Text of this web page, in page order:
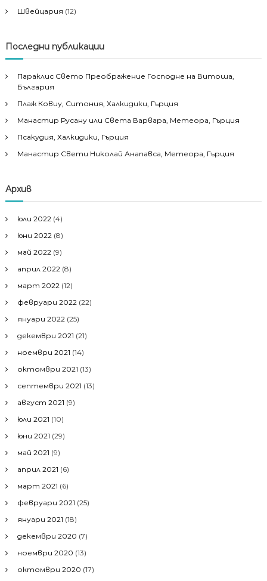
Швейцария (12)
Последни публикации
Параклис Свето Преображение Господне на Витоша,
България
Плаж Ковиу, Ситония, Халкидики, Гърция
Манастир Русану или Света Варвара, Метеора, Гърция
Псакудия, Халкидики, Гърция
Манастир Свети Николай Анапавса, Метеора, Гърция
Архив
юли 2022 (4)
юни 2022 (8)
май 2022 (9)
април 2022 (8)
март 2022 (12)
февруари 2022 (22)
януари 2022 (25)
декември 2021 (21)
ноември 2021 (14)
октомври 2021 (13)
септември 2021 (13)
август 2021 (9)
юли 2021 (10)
юни 2021 (29)
май 2021 (9)
април 2021 (6)
март 2021 (6)
февруари 2021 (25)
януари 2021 (18)
декември 2020 (7)
ноември 2020 (13)
октомври 2020 (17)